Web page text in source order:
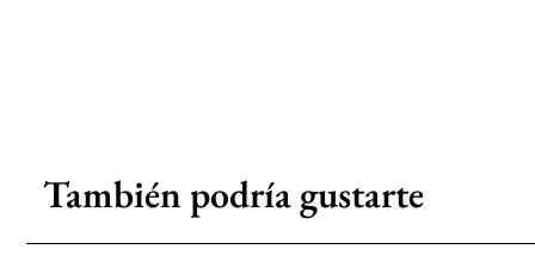
También podría gustarte